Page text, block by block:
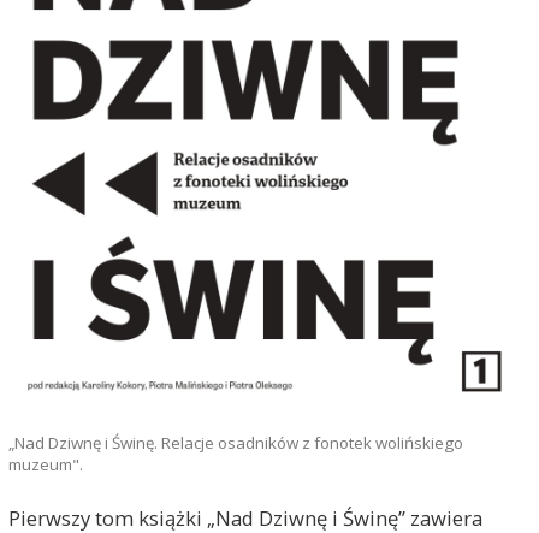
„Nad Dziwnę i Świnę. Relacje osadników z fonotek wolińskiego
muzeum".
Pierwszy tom książki „Nad Dziwnę i Świnę” zawiera